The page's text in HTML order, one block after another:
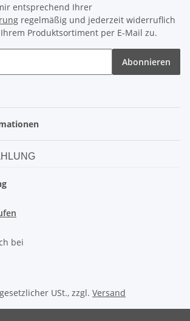
entsprechend Ihrer
regelmäßig und jederzeit widerruflich
Produktsortiment per E-Mail zu.
Abonnieren
bei
USt., zzgl. Versand